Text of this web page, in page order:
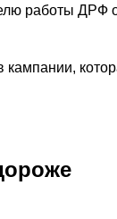
работы ДРФ
кампании,